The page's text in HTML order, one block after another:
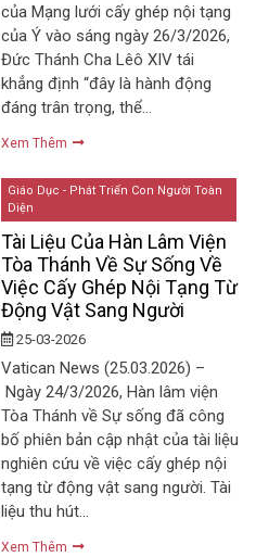
của Mạng lưới cấy ghép nội tạng
của Ý vào sáng ngày 26/3/2026,
Đức Thánh Cha Lêô XIV tái
khẳng định “đây là hành động
đáng trân trọng, thể…
Xem Thêm
Giáo Dục - Phát Triển Con Người Toàn
Diện
Tài Liệu Của Hàn Lâm Viện
Tòa Thánh Về Sự Sống Về
Việc Cấy Ghép Nội Tạng Từ
Động Vật Sang Người
25-03-2026
Vatican News (25.03.2026) –
Ngày 24/3/2026, Hàn lâm viện
Tòa Thánh về Sự sống đã công
bố phiên bản cập nhật của tài liệu
nghiên cứu về việc cấy ghép nội
tạng từ động vật sang người. Tài
liệu thu hút…
Xem Thêm